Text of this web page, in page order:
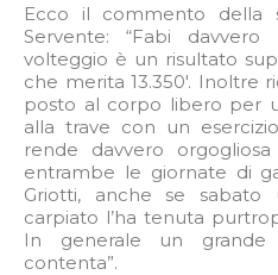
Ecco il commento della
Servente: “Fabi davvero
volteggio è un risultato
che merita 13.350′. Inoltre
posto al corpo libero per
alla trave con un
rende davvero
entrambe le giornate di
Griotti, anche se
carpiato l’ha tenuta
In generale un grande
contenta”.